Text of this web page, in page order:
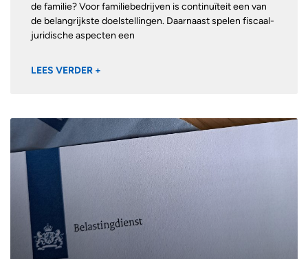
de familie? Voor familiebedrijven is continuïteit een van
de belangrijkste doelstellingen. Daarnaast spelen fiscaal-
juridische aspecten een
LEES VERDER +